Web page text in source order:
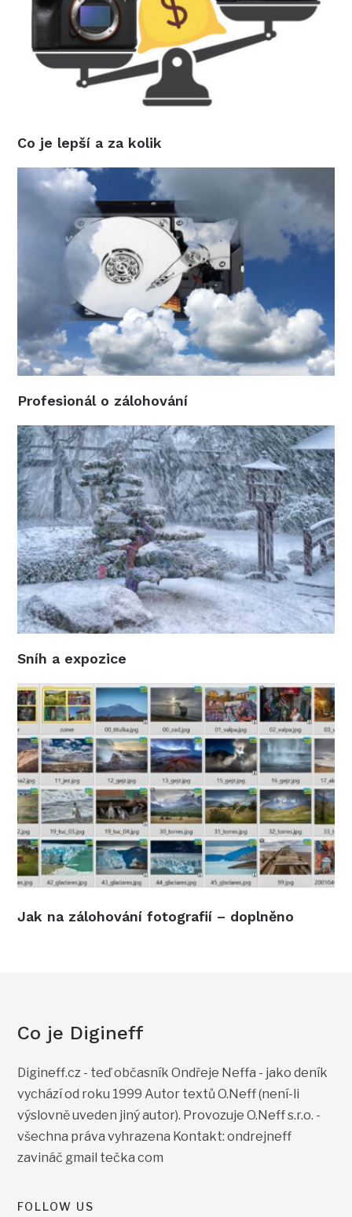
Co je lepší a za kolik
Profesionál o zálohování
Sníh a expozice
Jak na zálohování fotografií – doplněno
Co je Digineff
Digineff.cz - teď občasník Ondřeje Neffa - jako deník
vychází od roku 1999 Autor textů O.Neff (není-li
výslovně uveden jiný autor). Provozuje O.Neff s.r.o. -
všechna práva vyhrazena Kontakt: ondrejneff
zavináč gmail tečka com
FOLLOW US